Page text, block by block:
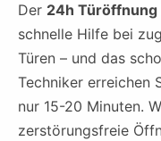
Der 24h
schnelle Hilfe bei
Türen – und das
Techniker erreichen
nur 15-20 Minuten.
zerstörungsfreie